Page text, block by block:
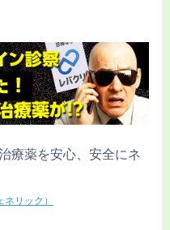
療薬を安心、安全にネ
リック）